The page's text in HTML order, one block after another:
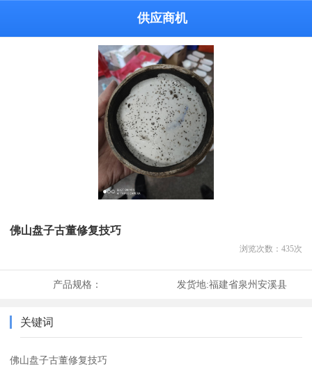
供应商机
佛山盘子古董修复技巧
浏览次数： 435次
产品规格： 发货地:福建省泉州安溪县
关键词
佛山盘子古董修复技巧